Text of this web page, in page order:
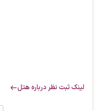
لینک ثبت نظر درباره هتل‌